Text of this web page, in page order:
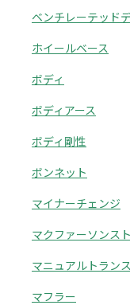
ベンチレーテッド
ホイールベース
ボディ
ボディアース
ボディ剛性
ボンネット
マイナーチェンジ
マクファーソンス
マニュアルトラン
マフラー